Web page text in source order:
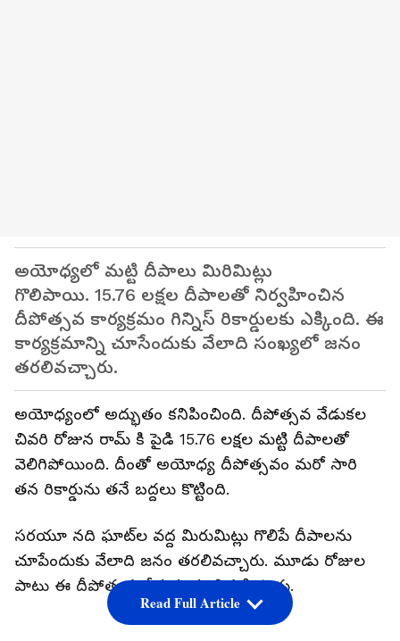
అయోధ్యలో మట్టి దీపాలు మిరిమిట్లు
గొలిపాయి. 15.76 లక్షల దీపాలతో నిర్వహించిన
దీపోత్సవ కార్యక్రమం గిన్నిస్ రికార్డులకు ఎక్కింది. ఈ
కార్యక్రమాన్ని చూసేందుకు వేలాది సంఖ్యలో జనం
తరలివచ్చారు.
అయోధ్యంలో అద్భుతం కనిపించింది. దీపోత్సవ వేడుకల
చివరి రోజున రామ్ కి పైడి 15.76 లక్షల మట్టి దీపాలతో
వెలిగిపోయింది. దీంతో అయోధ్య దీపోత్సవం మరో సారి
తన రికార్డును తనే బద్దలు కొట్టింది.
సరయూ నది ఘాట్‌ల వద్ద మిరుమిట్లు గొలిపే దీపాలను
చూపేందుకు వేలాది జనం తరలివచ్చారు. మూడు రోజుల
పాటు ఈ దీపోత్సవ వేడుకలను నిర్వహిస్తారు.
Read Full Article